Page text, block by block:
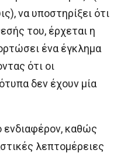
να υποστηρίξει ότι
του, έρχεται η
ένα έγκλημα
ότι οι
δεν έχουν μία
ενδιαφέρον, καθώς
λεπτομέρειες